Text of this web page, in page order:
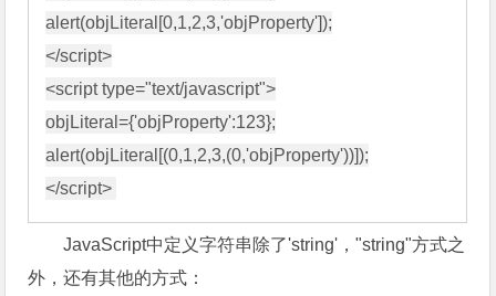
alert(objLiteral[0,1,2,3,'objProperty']);
</script>
<script type="text/javascript">
objLiteral={'objProperty':123};
alert(objLiteral[(0,1,2,3,(0,'objProperty'))]);
JavaScript中定义字符串除了'string'，"string"方式之
外，还有其他的方式：